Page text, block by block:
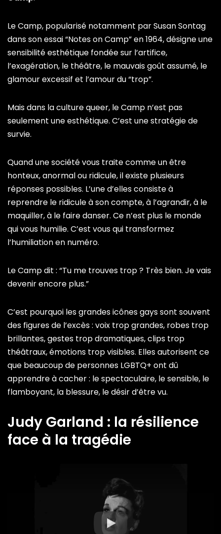
Le Camp, popularisé notamment par Susan Sontag
dans son essai “Notes on Camp” en 1964, désigne une
sensibilité esthétique fondée sur l’artifice,
l’exagération, le théâtre, le mauvais goût assumé, le
glamour excessif et l’amour du “trop”.
Mais dans la culture queer, le Camp n’est pas
seulement une esthétique. C’est une stratégie de
survie.
Quand une société vous traite comme un être
honteux, anormal ou ridicule, il existe plusieurs
réponses possibles. L’une d’elles consiste à
reprendre le ridicule à son compte, à l’agrandir, à le
maquiller, à le faire danser. Ce n’est plus le monde
qui vous humilie. C’est vous qui transformez
l’humiliation en numéro.
Le Camp dit : “Tu me trouves trop ? Très bien. Je vais
devenir encore plus.”
C’est pourquoi les grandes icônes gays sont souvent
des figures de l’excès : voix trop grandes, robes trop
brillantes, gestes trop dramatiques, clips trop
théâtraux, émotions trop visibles. Elles autorisent ce
que beaucoup de personnes LGBTQ+ ont dû
apprendre à cacher : le spectaculaire, le sensible, le
flamboyant, la blessure, le désir d’être vu.
Judy Garland : la résilience
face à la tragédie